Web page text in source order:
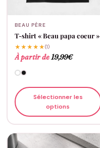
BEAU PÈRE
T-shirt « Beau papa coeur »
★★★★★(1)
À partir de19,99€
Sélectionner les
options